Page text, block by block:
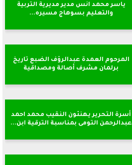
ياسر محمد انس مدير مديرية التربية
والتعليم بسوهاج مسيره...
المرحوم العمدة عبدالرؤف الضبع تاريخ
برلمان مشرف أصالة ومصداقية
أسرة التحرير يهنئون النقيب محمد احمد
عبدالرحمن التومى بمناسبة الترقية ابن...